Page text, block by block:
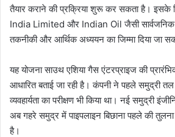
तैयार कराने की प्रक्रिया शुरू कर सकता है।
India Limited और Indian Oil जैसी सार्वजनिक
तकनीकी और आर्थिक अध्ययन का जिम्मा दिया जा
यह योजना साउथ एशिया गैस एंटरप्राइज की
आधारित बताई जा रही है। कंपनी ने पहले समुद्री
व्यवहार्यता का परीक्षण भी किया था। नई समुद्री
अब गहरे समुद्र में पाइपलाइन बिछाना पहले की
है।